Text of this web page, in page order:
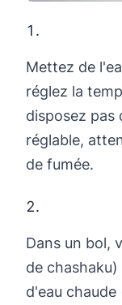
Mettez de
réglez la
disposez pas
réglable,
de fumée.
Dans un bol,
de
d'eau chaude